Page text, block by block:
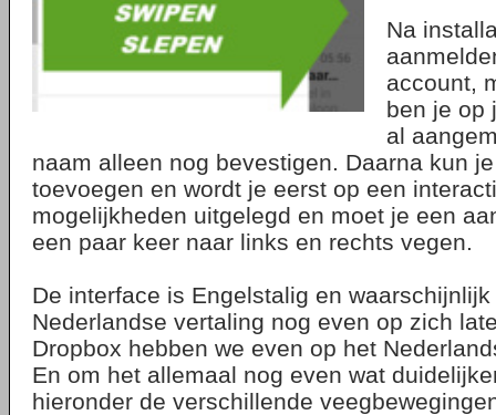
Na
account,
ben je op
al
naam alleen nog bevestigen. Daarna kun
toevoegen en wordt je eerst op een
mogelijkheden uitgelegd en moet je een
een paar keer naar links en rechts vegen.
De interface is Engelstalig en
Nederlandse vertaling nog even op zich
Dropbox hebben we even op het
En om het allemaal nog even wat
hieronder de verschillende